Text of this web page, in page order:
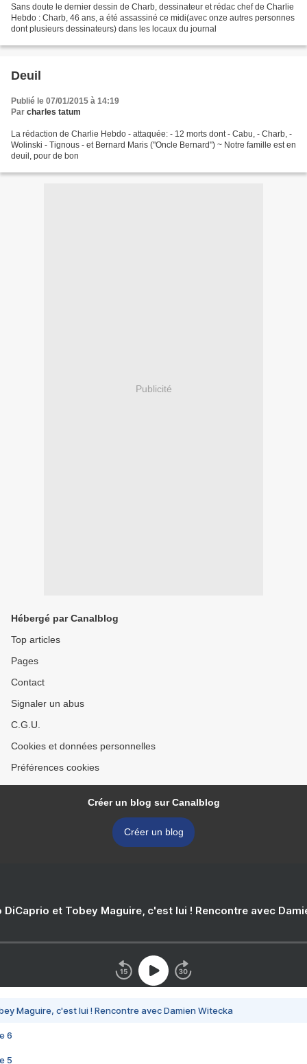
Sans doute le dernier dessin de Charb, dessinateur et rédac chef de Charlie
Hebdo : Charb, 46 ans, a été assassiné ce midi(avec onze autres personnes
dont plusieurs dessinateurs) dans les locaux du journal
Deuil
Publié le 07/01/2015 à 14:19
Par charles tatum
La rédaction de Charlie Hebdo - attaquée: - 12 morts dont - Cabu, - Charb, -
Wolinski - Tignous - et Bernard Maris ("Oncle Bernard") ~ Notre famille est en
deuil, pour de bon
Publicité
Hébergé par Canalblog
Top articles
Pages
Contact
Signaler un abus
C.G.U.
Cookies et données personnelles
Préférences cookies
Créer un blog sur Canalblog
Créer un blog
DiCaprio et Tobey Maguire, c'est lui ! Rencontre avec
Maguire, c'est lui ! Rencontre avec Damien Witecka
6
5